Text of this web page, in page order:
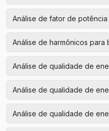
Análise de fator de potência
Análise de harmônicos
Análise de qualidade de
Análise de qualidade de
Análise de qualidade de